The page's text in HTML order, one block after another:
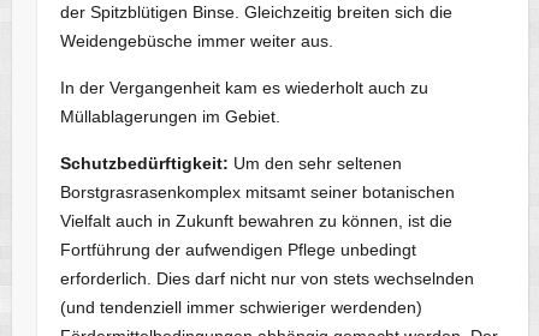
der Spitzblütigen Binse. Gleichzeitig breiten sich die
Weidengebüsche immer weiter aus.
In der Vergangenheit kam es wiederholt auch zu
Müllablagerungen im Gebiet.
Schutzbedürftigkeit: Um den sehr seltenen
Borstgrasrasenkomplex mitsamt seiner botanischen
Vielfalt auch in Zukunft bewahren zu können, ist die
Fortführung der aufwendigen Pflege unbedingt
erforderlich. Dies darf nicht nur von stets wechselnden
(und tendenziell immer schwieriger werdenden)